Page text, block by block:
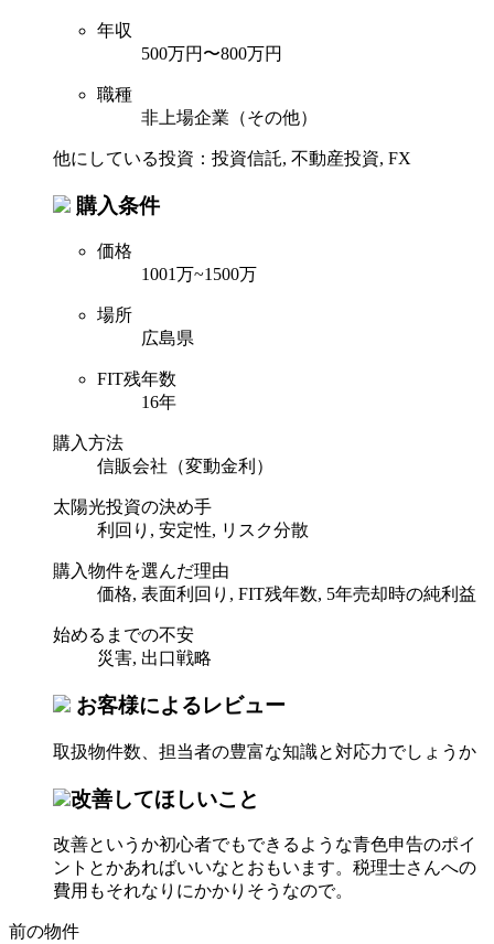
年収
500万円〜800万円
職種
非上場企業（その他）
他にしている投資：投資信託, 不動産投資, FX
購入条件
価格
1001万~1500万
場所
広島県
FIT残年数
16年
購入方法
信販会社（変動金利）
太陽光投資の決め手
利回り, 安定性, リスク分散
購入物件を選んだ理由
価格, 表面利回り, FIT残年数, 5年売却時の純利益
始めるまでの不安
災害, 出口戦略
お客様によるレビュー
取扱物件数、担当者の豊富な知識と対応力でしょうか
改善してほしいこと
改善というか初心者でもできるような青色申告のポイ
ントとかあればいいなとおもいます。税理士さんへの
費用もそれなりにかかりそうなので。
前の物件